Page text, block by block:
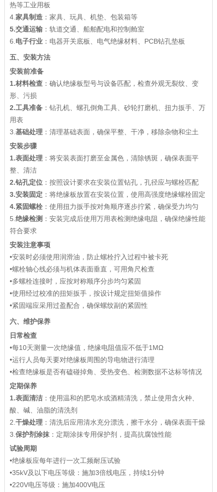
热等工业用板
4. 家具制造：家具、玩具、机垫、包装箱等
5.交通运输：轨道交通、船舶配电和控制舱室
6. 电子行业：电器开关底板、电气绝缘材料、PCB钻孔垫板
五、安装方法
安装前准备
1.材料检查：确认绝缘板型号与设备匹配，检查外观无裂纹、变
形、污损
2.工具准备：钻孔机、螺孔倒角工具、砂轮打磨机、扭力扳手、万
用表
3. 基础处理：清理基础表面，确保平整、干净，移除杂物和尘土
安装步骤
1.表面处理：将安装表面打磨至金属色，清除锈斑，确保表面平
整、清洁
2.钻孔定位：按照设计要求在安装位置钻孔，孔径应与螺栓匹配
3.安装固定 ：将绝缘板放置在安装位置，使用高强度绝缘螺栓固定
4.紧固螺栓：使用扭力扳手按对角顺序逐步拧紧，确保受力均匀
5. 绝缘检测 ：安装完成后使用万用表检测绝缘电阻，确保绝缘性能
符合要求
安装注意事项
•安装时必须使用润滑油，防止螺栓拧入过程中被卡死
•螺栓轴心线必须与机体表面垂直，可用角尺检查
•多螺栓连接时，应按对称顺序分步均匀紧固
•使用经过校准的扭矩扳手，按设计规定扭矩值操作
•紧固端应采用过盈配合，确保螺纹副的紧固性
六、维护保养
日常检查
•每10天测量一次绝缘值，绝缘电阻值应不低于1MΩ
•运行人员每天要对绝缘板周围的导电物进行清理
•检查绝缘板是否有磕碰掉角、受热变色、检测数据不达标等情况
定期保养
1.表面清洁：使用温和的肥皂水或酒精清洗，禁止使用含火种、
酸、碱、油脂的清洗剂
2. 干燥处理：清洗后应用清水充分漂洗，擦干水分，确保表面干燥
3. 保护剂涂抹：定期涂抹专用保护剂，提高抗腐蚀性能
试验周期
•绝缘板应每年进行一次工频耐压试验
•35kV及以下电压等级：施加3倍线电压，持续1分钟
•220V电压等级：施加400V电压